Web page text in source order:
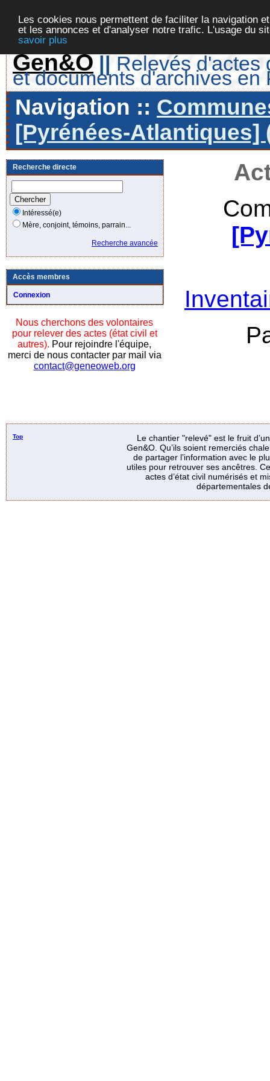
Les cookies nous permettent de faciliter la navigation
et les annonces et d'analyser notre trafic. L'usage du
savoir plus
Gen&O || Relevés d'actes
et documents d'archives en
Navigation ::
[Pyrénées-Atlantiques]
Recherche directe
Intéressé(e)
Mère, conjoint, témoins, parrain...
Recherche avancée
Accès membres
Connexion
Nous cherchons des volontaires
pour relever des actes (état civil et
autres). Pour rejoindre l'équipe,
merci de nous contacter par mail via
contact@geneoweb.org
Top
Le chantier "relevé" est le fruit
Gen&O. Qu’ils soient remerciés
de partager l’information avec le
utiles pour retrouver ses ancêtres.
actes d’état civil numérisés et
départementales